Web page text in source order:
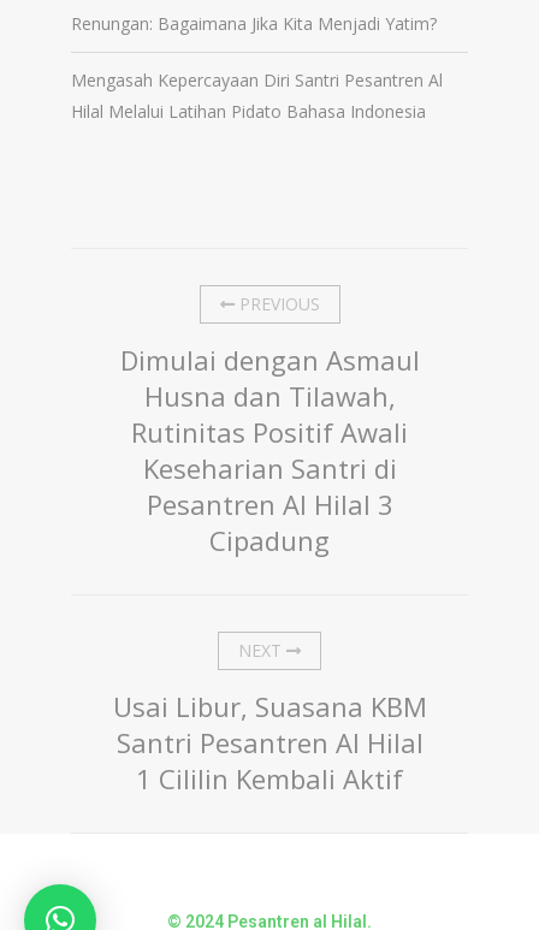
Renungan: Bagaimana Jika Kita Menjadi Yatim?
Mengasah Kepercayaan Diri Santri Pesantren Al
Hilal Melalui Latihan Pidato Bahasa Indonesia
PREVIOUS
Dimulai dengan Asmaul
Husna dan Tilawah,
Rutinitas Positif Awali
Keseharian Santri di
Pesantren Al Hilal 3
Cipadung
NEXT
Usai Libur, Suasana KBM
Santri Pesantren Al Hilal
1 Cililin Kembali Aktif
© 2024 Pesantren al Hilal.